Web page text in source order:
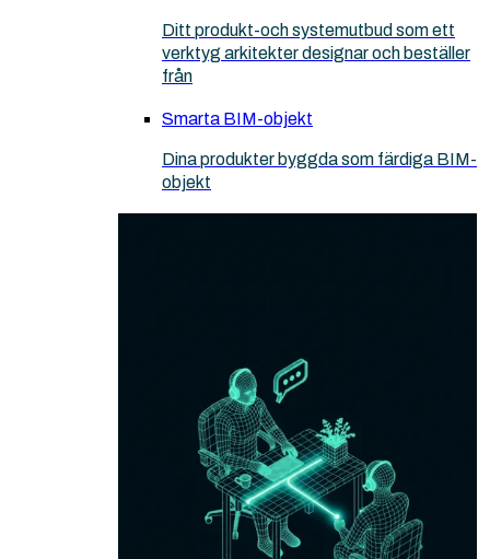
Ditt produkt-och systemutbud som ett
verktyg arkitekter designar och beställer
från
Smarta BIM-objekt
Dina produkter byggda som färdiga BIM-
objekt